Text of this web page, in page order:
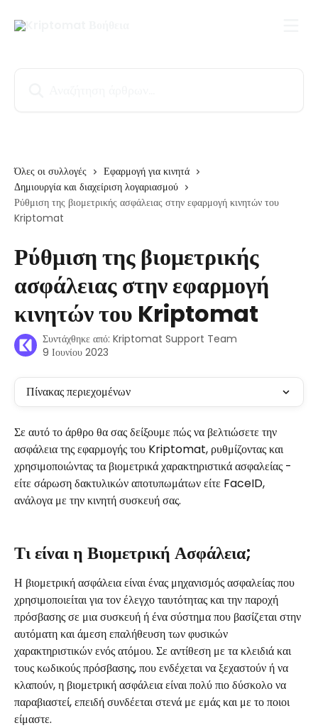
Όλες οι συλλογές
Εφαρμογή για κινητά
Δημιουργία και διαχείριση λογαριασμού
Ρύθμιση της βιομετρικής ασφάλειας στην εφαρμογή κινητών του
Kriptomat
Ρύθμιση της βιομετρικής
ασφάλειας στην εφαρμογή
κινητών του Kriptomat
Συντάχθηκε από: Kriptomat Support Team
9 Ιουνίου 2023
Πίνακας περιεχομένων
Σε αυτό το άρθρο θα σας δείξουμε πώς να βελτιώσετε την
ασφάλεια της εφαρμογής του Kriptomat, ρυθμίζοντας και
χρησιμοποιώντας τα βιομετρικά χαρακτηριστικά ασφαλείας -
είτε σάρωση δακτυλικών αποτυπωμάτων είτε FaceID,
ανάλογα με την κινητή συσκευή σας.
Τι είναι η Βιομετρική Ασφάλεια;
Η βιομετρική ασφάλεια είναι ένας μηχανισμός ασφαλείας που
χρησιμοποιείται για τον έλεγχο ταυτότητας και την παροχή
πρόσβασης σε μια συσκευή ή ένα σύστημα που βασίζεται στην
αυτόματη και άμεση επαλήθευση των φυσικών
χαρακτηριστικών ενός ατόμου. Σε αντίθεση με τα κλειδιά και
τους κωδικούς πρόσβασης, που ενδέχεται να ξεχαστούν ή να
κλαπούν, η βιομετρική ασφάλεια είναι πολύ πιο δύσκολο να
παραβιαστεί, επειδή συνδέεται στενά με εμάς και με το ποιοι
είμαστε.